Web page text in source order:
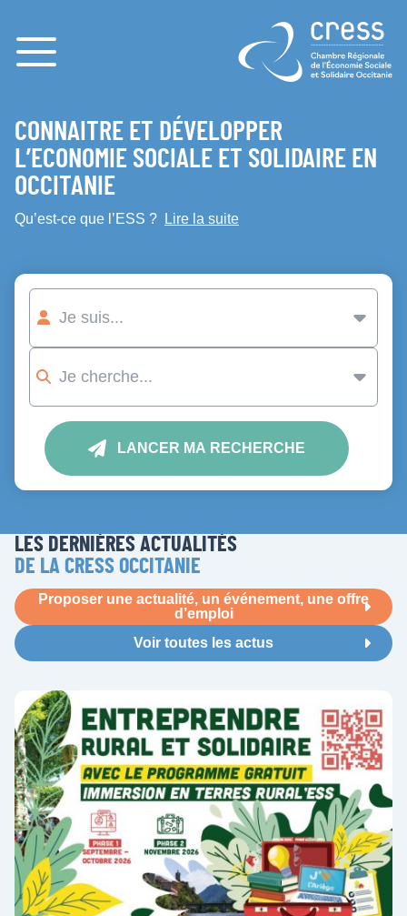
Menu
CONNAITRE ET DÉVELOPPER
L’ECONOMIE SOCIALE ET SOLIDAIRE EN
OCCITANIE
Qu’est-ce que l’ESS ? Lire la suite
Je suis
Je cherche
LANCER MA RECHERCHE
LES DERNIÈRES ACTUALITÉS
DE LA CRESS OCCITANIE
Proposer une actualité, un événement, une offre
d’emploi
Voir toutes les actus